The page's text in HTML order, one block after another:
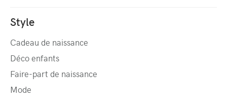
Style
Cadeau de naissance
Déco enfants
Faire-part de naissance
Mode